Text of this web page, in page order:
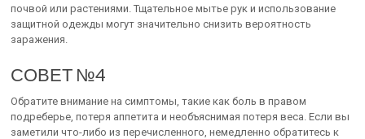
почвой или растениями. Тщательное мытье рук и использование
защитной одежды могут значительно снизить вероятность
заражения.
СОВЕТ №4
Обратите внимание на симптомы, такие как боль в правом
подреберье, потеря аппетита и необъяснимая потеря веса. Если вы
заметили что-либо из перечисленного, немедленно обратитесь к